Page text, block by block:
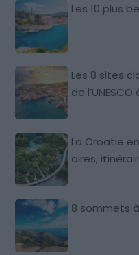
Les 10 plus
Les 8 sites
de
La Croatie
aires,
8 sommets